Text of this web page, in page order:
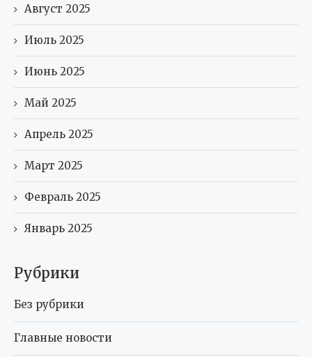
Август 2025
Июль 2025
Июнь 2025
Май 2025
Апрель 2025
Март 2025
Февраль 2025
Январь 2025
Рубрики
Без рубрики
Главные новости